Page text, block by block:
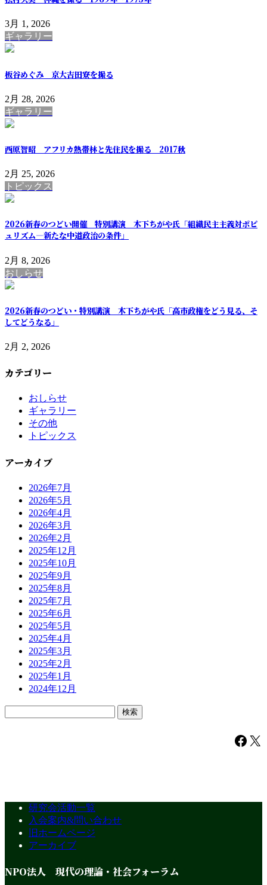
3月 1, 2026
ギャラリー
板谷めぐみ 京大吉田寮を撮る
2月 28, 2026
ギャラリー
西原智昭 アフリカ熱帯林と先住民を撮る 2017秋
2月 25, 2026
トピックス
2026新春のつどい開催 特別講演 木下ちがや氏「組織民主主義対ポピ
ュリズム―新たな中道政治の条件」
2月 8, 2026
おしらせ
2026新春のつどい・特別講演 木下ちがや氏「高市政権をどう見る、そ
してどうなる」
2月 2, 2026
カテゴリー
おしらせ
ギャラリー
その他
トピックス
アーカイブ
2026年7月
2026年5月
2026年4月
2026年3月
2026年2月
2025年12月
2025年10月
2025年9月
2025年8月
2025年7月
2025年6月
2025年5月
2025年4月
2025年3月
2025年2月
2025年1月
2024年12月
Facebook X
研究会活動一覧
入会案内&問い合わせ
旧ホームページ
アーカイブ
NPO法人 現代の理論・社会フォーラム